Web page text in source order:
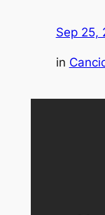
Sep 25,
in